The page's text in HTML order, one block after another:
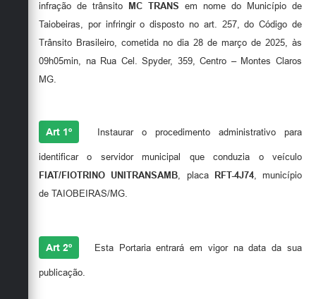
Contato
Sala M. do Empreendedor
infração de trânsito
MC TRANS em nome do Município de
Taiobeiras, por infringir o disposto no art. 257, do Código de
Trânsito Brasileiro, cometida no dia 28 de março de 2025, às
09h05min, na Rua Cel. Spyder, 359, Centro – Montes Claros
MG.
Art 1º Instaurar o procedimento administrativo para
identificar o servidor municipal que conduzia o veículo
FIAT/FIOTRINO UNITRANSAMB, placa RFT-4J74, município
de TAIOBEIRAS/MG.
Art 2º Esta Portaria entrará em vigor na data da sua
publicação.